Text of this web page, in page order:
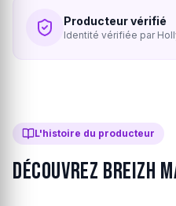
Producteur vérifié
Identité vérifiée par
L'histoire du producteur
Découvrez Breizh